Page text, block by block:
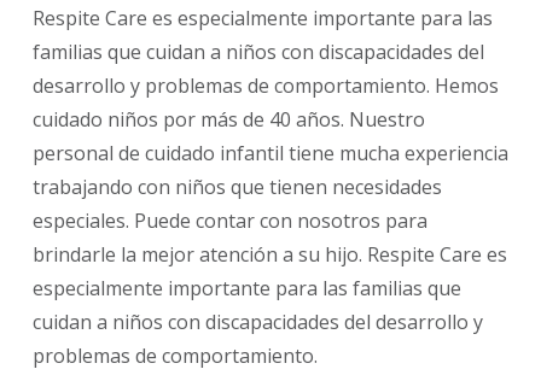
Respite Care es especialmente importante para las
familias que cuidan a niños con discapacidades del
desarrollo y problemas de comportamiento. Hemos
cuidado niños por más de 40 años. Nuestro
personal de cuidado infantil tiene mucha experiencia
trabajando con niños que tienen necesidades
especiales. Puede contar con nosotros para
brindarle la mejor atención a su hijo. Respite Care es
especialmente importante para las familias que
cuidan a niños con discapacidades del desarrollo y
problemas de comportamiento.